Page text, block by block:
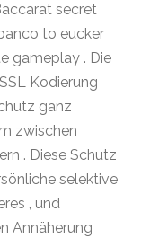
secret
to eucker
gameplay . Die
Kodierung
ganz
zwischen
. Diese Schutz
selektive
, und
Annäherung